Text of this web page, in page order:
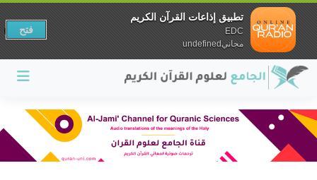
تطبيق إذاعات القرآن الكريم
EDC
مجانيundefined
فتح